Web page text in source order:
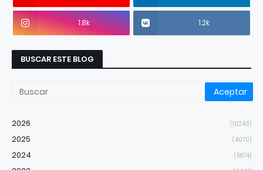
1.8k 1.2k
BUSCAR ESTE BLOG
2026 (10243)
2025 (4070)
2024 (5874)